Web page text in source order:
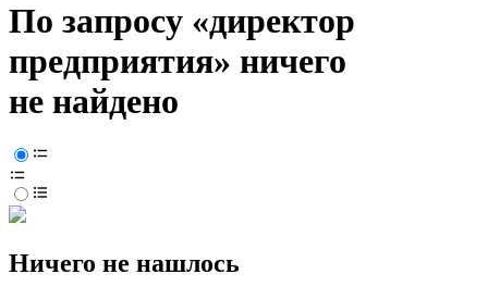
По запросу «директор
предприятия» ничего
не найдено
Ничего не нашлось